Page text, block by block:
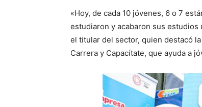
«Hoy, de cada 10 jóvenes, 6 o 7
estudiaron y acabaron sus
el titular del sector, quien destacó
Carrera y Capacítate, que ayuda a